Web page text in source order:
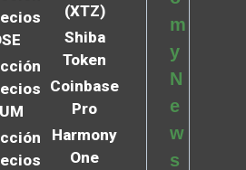
(XTZ)
Shiba
Token
Coinbase
Pro
Harmony
One
m
y
N
e
w
s